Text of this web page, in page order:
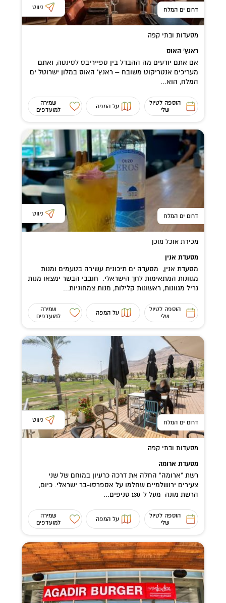
דרום ים המלח ניווט
מסעדות ובתי קפה
ראנץ’ האוס
אם אתם יודעים מה ההבדל בין ספייריבס לסינטה, ואתם
מעריכים אנטריקוט משובח – ראנץ’ האוס במלון ישרוטל ים
המלח, הוא...
הוספה לטיול
שלי
על המפה
שמירה
למועדפים
דרום ים המלח ניווט
מכירת אוכל מוכן
מסעדת אנין
מסעדת אנין, מסעדה ים תיכונית עשירה בטעמים ומנות
מגוונות המתאימות לחך הישראלי. חובבי הבשר ימצאו מנות
גריל מגוונות, ראשונות קלילות, מנות צמחוניות...
הוספה לטיול
שלי
על המפה
שמירה
למועדפים
דרום ים המלח ניווט
מסעדות ובתי קפה
מסעדת ארומה
רשת “ארומה” החלה את דרכה כרעיון במוחם של שני
צעירים ירושלמיים שחלמו על אספרסו-בר ישראלי. כיום,
הרשת מונה מעל ל-130 סניפים...
הוספה לטיול
שלי
על המפה
שמירה
למועדפים